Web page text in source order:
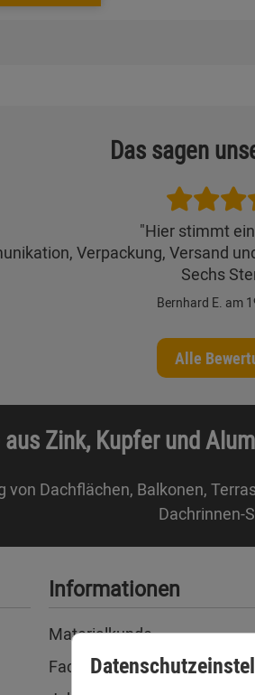
Das sagen
"Hier stimmt
Verpackung, Versand
Sechs
Bernhard E. am
Alle
Zink, Kupfer und
Dachflächen, Balkonen,
Dachrinnen-
Informationen
Materialkunde
Fachbegriffe